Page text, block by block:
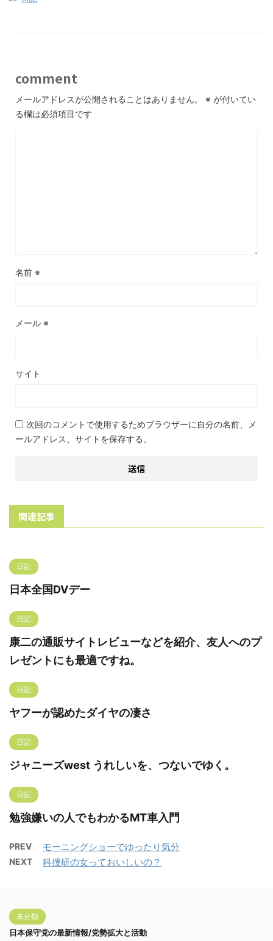
comment
メールアドレスが公開されることはありません。 ※ が付いてい
る欄は必須項目です
名前 ※
メール ※
サイト
次回のコメントで使用するためブラウザーに自分の名前、メ
ールアドレス、サイトを保存する。
関連記事
日記
日本全国DVデー
日記
康二の通販サイトレビューなどを紹介、友人へのプ
レゼントにも最適ですね。
日記
ヤフーが認めたダイヤの凄さ
日記
ジャニーズwest うれしいを、つないでゆく。
日記
勉強嫌いの人でもわかるMT車入門
PREV モーニングショーでゆったり気分
NEXT 科捜研の女っておいしいの？
未分類
日本保守党の最新情報/党勢拡大と活動